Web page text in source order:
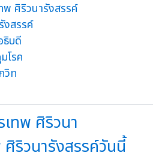
ศิริวนารังสรรค์
งสรรค์
ธิบดี
โรค
วิท
ทพ ศิริวนา
ริวนารังสรรค์วันนี้